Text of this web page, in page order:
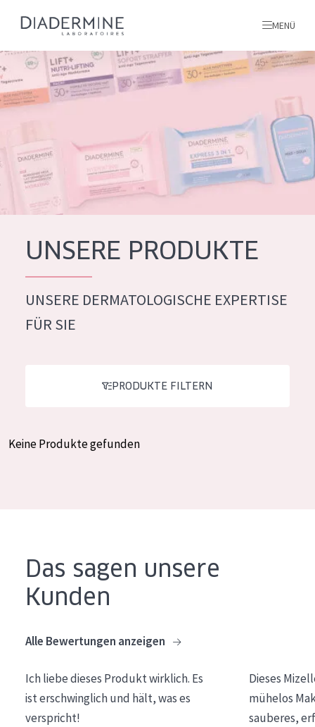
PRODUKTTYP
Feuchtigkeit und Ausstrahlung
Hautregeneration
PRODUKTTYP
Reinigung
Essentials
Lift+
Expert
ALLE PRODUKTE
Alle produkte
MENÜ
inhaltsstoffe
Über uns
Inspiration
Kontakt
French
UNSERE PRODUKTE
UNSERE DERMATOLOGISCHE EXPERTISE
FÜR SIE
PRODUKTE FILTERN
Keine Produkte gefunden
Das sagen unsere
Kunden
Alle Bewertungen anzeigen
Ich liebe dieses Produkt wirklich. Es
ist erschwinglich und hält, was es
verspricht!
Dieses
mühelos
sauberes,